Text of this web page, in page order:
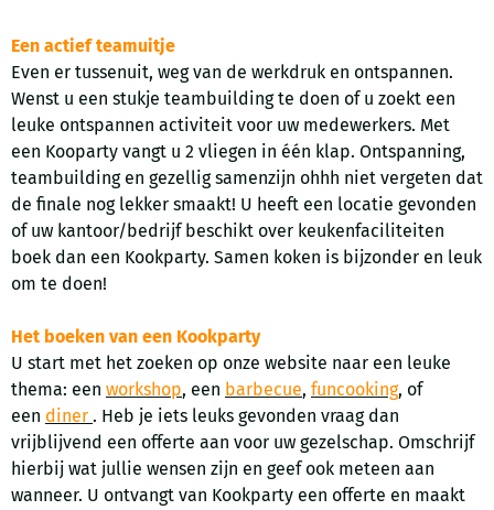
Een actief teamuitje
Even er tussenuit, weg van de werkdruk en ontspannen.
Wenst u een stukje teambuilding te doen of u zoekt een
leuke ontspannen activiteit voor uw medewerkers. Met
een Kooparty vangt u 2 vliegen in één klap. Ontspanning,
teambuilding en gezellig samenzijn ohhh niet vergeten dat
de finale nog lekker smaakt! U heeft een locatie gevonden
of uw kantoor/bedrijf beschikt over keukenfaciliteiten
boek dan een Kookparty. Samen koken is bijzonder en leuk
om te doen!
Het boeken van een Kookparty
U start met het zoeken op onze website naar een leuke
thema: een workshop, een barbecue, funcooking, of
een diner . Heb je iets leuks gevonden vraag dan
vrijblijvend een offerte aan voor uw gezelschap. Omschrijf
hierbij wat jullie wensen zijn en geef ook meteen aan
wanneer. U ontvangt van Kookparty een offerte en maakt